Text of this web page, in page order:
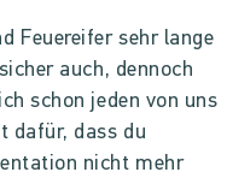
Feuereifer sehr lange
auch, dennoch
schon jeden von uns
dafür, dass du
nicht mehr